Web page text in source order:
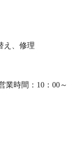
、修理
業時間：10：00～